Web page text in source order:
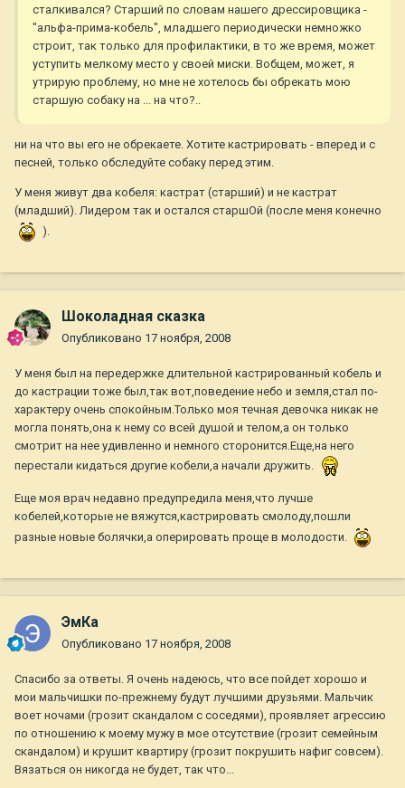
сталкивался? Старший по словам нашего дрессировщика -
"альфа-прима-кобель", младшего периодически немножко
строит, так только для профилактики, в то же время, может
уступить мелкому место у своей миски. Вобщем, может, я
утрирую проблему, но мне не хотелось бы обрекать мою
старшую собаку на ... на что?..
ни на что вы его не обрекаете. Хотите кастрировать - вперед и с
песней, только обследуйте собаку перед этим.
У меня живут два кобеля: кастрат (старший) и не кастрат
(младший). Лидером так и остался старшОй (после меня конечно
).
Шоколадная сказка
Опубликовано 17 ноября, 2008
У меня был на передержке длительной кастрированный кобель и
до кастрации тоже был,так вот,поведение небо и земля,стал по-
характеру очень спокойным.Только моя течная девочка никак не
могла понять,она к нему со всей душой и телом,а он только
смотрит на нее удивленно и немного сторонится.Еще,на него
перестали кидаться другие кобели,а начали дружить.
Еще моя врач недавно предупредила меня,что лучше
кобелей,которые не вяжутся,кастрировать смолоду,пошли
разные новые болячки,а оперировать проще в молодости.
ЭмКа
Опубликовано 17 ноября, 2008
Спасибо за ответы. Я очень надеюсь, что все пойдет хорошо и
мои мальчишки по-прежнему будут лучшими друзьями. Мальчик
воет ночами (грозит скандалом с соседями), проявляет агрессию
по отношению к моему мужу в мое отсутствие (грозит семейным
скандалом) и крушит квартиру (грозит покрушить нафиг совсем).
Вязаться он никогда не будет, так что...